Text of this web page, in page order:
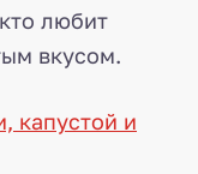
любит
вкусом.